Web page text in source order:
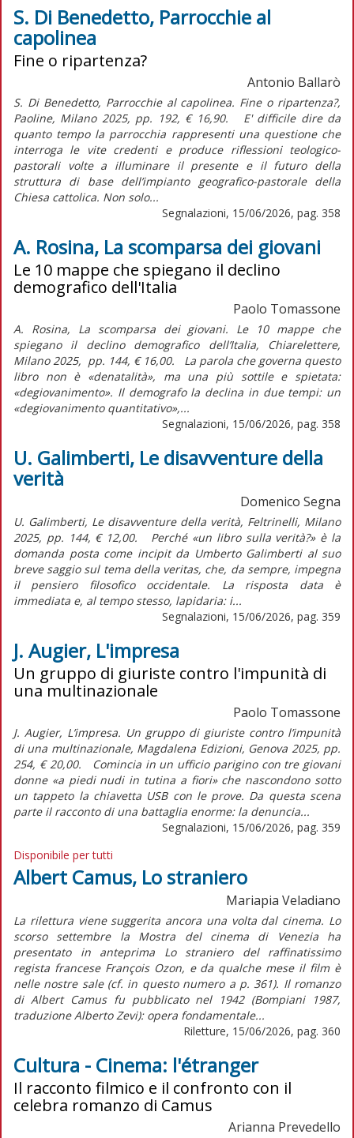
S. Di Benedetto, Parrocchie al
capolinea
Fine o ripartenza?
Antonio Ballarò
S. Di Benedetto, Parrocchie al capolinea. Fine o ripartenza?,
Paoline, Milano 2025, pp. 192, € 16,90. E' difficile dire da
quanto tempo la parrocchia rappresenti una questione che
interroga le vite credenti e produce riflessioni teologico-
pastorali volte a illuminare il presente e il futuro della
struttura di base dell’impianto geografico-pastorale della
Chiesa cattolica. Non solo...
Segnalazioni, 15/06/2026, pag. 358
A. Rosina, La scomparsa dei giovani
Le 10 mappe che spiegano il declino
demografico dell'Italia
Paolo Tomassone
A. Rosina, La scomparsa dei giovani. Le 10 mappe che
spiegano il declino demografico dell’Italia, Chiarelettere,
Milano 2025, pp. 144, € 16,00. La parola che governa questo
libro non è «denatalità», ma una più sottile e spietata:
«degiovanimento». Il demografo la declina in due tempi: un
«degiovanimento quantitativo»,...
Segnalazioni, 15/06/2026, pag. 358
U. Galimberti, Le disavventure della
verità
Domenico Segna
U. Galimberti, Le disavventure della verità, Feltrinelli, Milano
2025, pp. 144, € 12,00. Perché «un libro sulla verità?» è la
domanda posta come incipit da Umberto Galimberti al suo
breve saggio sul tema della veritas, che, da sempre, impegna
il pensiero filosofico occidentale. La risposta data è
immediata e, al tempo stesso, lapidaria: i...
Segnalazioni, 15/06/2026, pag. 359
J. Augier, L'impresa
Un gruppo di giuriste contro l'impunità di
una multinazionale
Paolo Tomassone
J. Augier, L’impresa. Un gruppo di giuriste contro l’impunità
di una multinazionale, Magdalena Edizioni, Genova 2025, pp.
254, € 20,00. Comincia in un ufficio parigino con tre giovani
donne «a piedi nudi in tutina a fiori» che nascondono sotto
un tappeto la chiavetta USB con le prove. Da questa scena
parte il racconto di una battaglia enorme: la denuncia...
Segnalazioni, 15/06/2026, pag. 359
Disponibile per tutti
Albert Camus, Lo straniero
Mariapia Veladiano
La rilettura viene suggerita ancora una volta dal cinema. Lo
scorso settembre la Mostra del cinema di Venezia ha
presentato in anteprima Lo straniero del raffinatissimo
regista francese François Ozon, e da qualche mese il film è
nelle nostre sale (cf. in questo numero a p. 361). Il romanzo
di Albert Camus fu pubblicato nel 1942 (Bompiani 1987,
traduzione Alberto Zevi): opera fondamentale...
Riletture, 15/06/2026, pag. 360
Cultura - Cinema: l'étranger
Il racconto filmico e il confronto con il
celebra romanzo di Camus
Arianna Prevedello